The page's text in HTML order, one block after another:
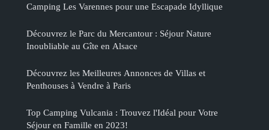
Camping Les Varennes pour une Escapade Idyllique
Découvrez le Parc du Mercantour : Séjour Nature
Inoubliable au Gîte en Alsace
Découvrez les Meilleures Annonces de Villas et
Penthouses à Vendre à Paris
Top Camping Vulcania : Trouvez l'Idéal pour Votre
Séjour en Famille en 2023!